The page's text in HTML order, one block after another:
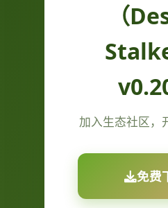
（
加入生态社区，
免费